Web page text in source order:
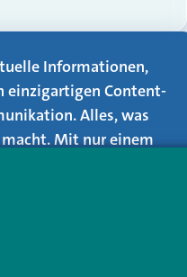
Informationen,
einzigartigen Content-
Alles, was
Mit nur einem